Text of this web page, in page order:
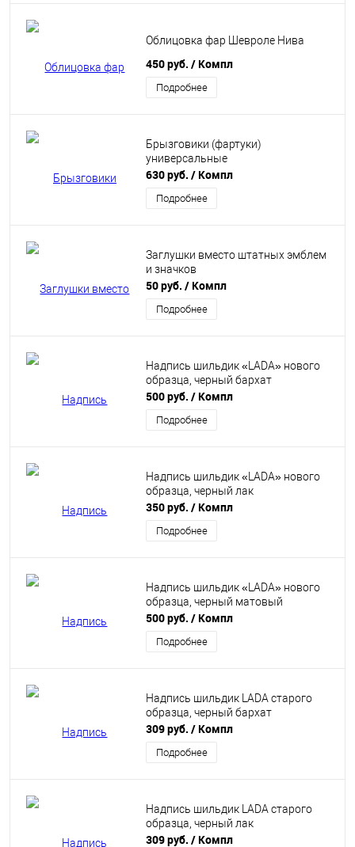
Облицовка фар Шевроле Нива
450 руб. / Компл
Подробнее
Брызговики (фартуки)
универсальные
630 руб. / Компл
Подробнее
Заглушки вместо штатных эмблем
и значков
50 руб. / Компл
Подробнее
Надпись шильдик «LADA» нового
образца, черный бархат
500 руб. / Компл
Подробнее
Надпись шильдик «LADA» нового
образца, черный лак
350 руб. / Компл
Подробнее
Надпись шильдик «LADA» нового
образца, черный матовый
500 руб. / Компл
Подробнее
Надпись шильдик LADA старого
образца, черный бархат
309 руб. / Компл
Подробнее
Надпись шильдик LADA старого
образца, черный лак
309 руб. / Компл